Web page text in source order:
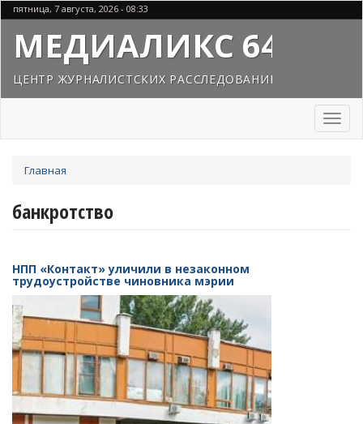
Перейти
к
основному
содержанию
пятница, 7 августа, 2026 - 08:33
МЕДИАЛИКС 64
ЦЕНТР ЖУРНАЛИСТСКИХ РАССЛЕДОВАНИЙ
Toggle
здесь
Главная
банкротство
НПП «Контакт» уличили в незаконном
трудоустройстве чиновника мэрии